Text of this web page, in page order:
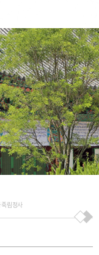
죽림정사